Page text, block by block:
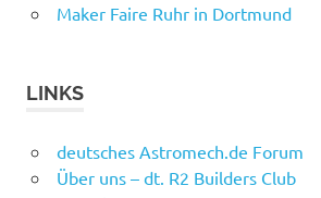
Maker Faire Ruhr in Dortmund
LINKS
deutsches Astromech.de Forum
Über uns – dt. R2 Builders Club